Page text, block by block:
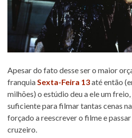
Apesar do fato desse ser o maior
franquiaSexta-Feira 13até então
milhões) o estúdio deu a ele um
suficiente para filmar tantas cenas na
forçado a reescrever o filme e
cruzeiro.